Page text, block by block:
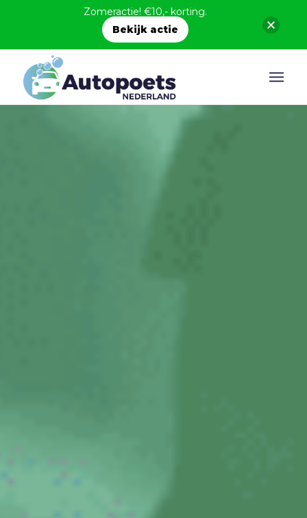
Zomeractie! €10,- korting.
Bekijk actie